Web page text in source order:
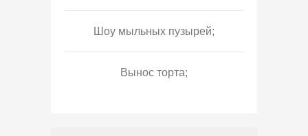
Шоу мыльных пузырей;
Вынос торта;